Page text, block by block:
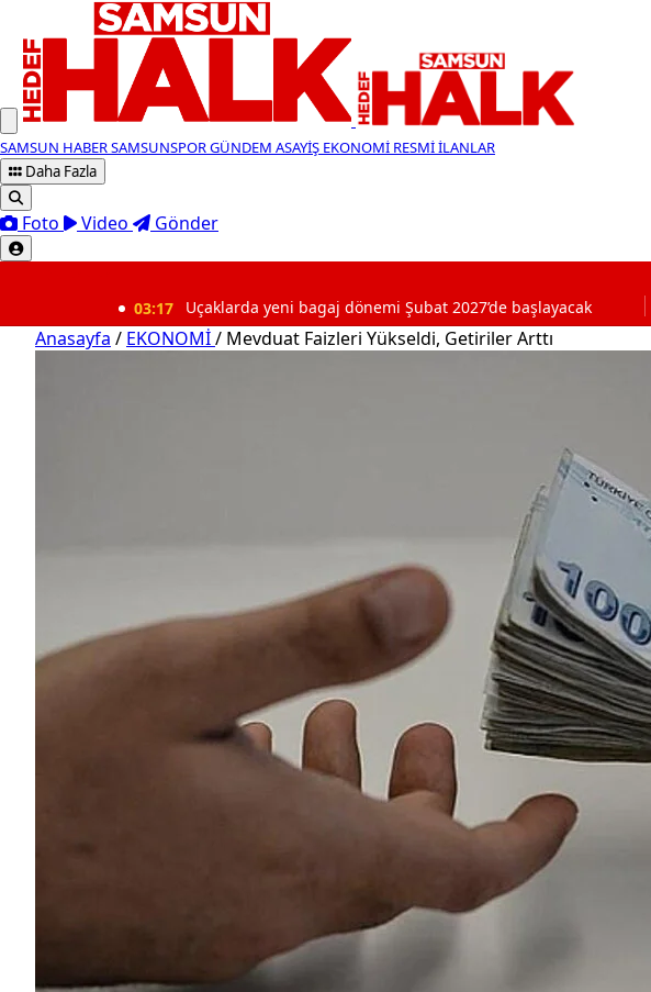
SAMSUN HABERSAMSUNSPORGÜNDEM ASAYİŞ EKONOMİ RESMİ İLANLAR
Daha Fazla
Foto Video Gönder
Uçaklarda yeni bagaj dönemi Şubat 2027’de başlayacak 02:04
Anasayfa / EKONOMİ/ Mevduat Faizleri Yükseldi, Getiriler Arttı